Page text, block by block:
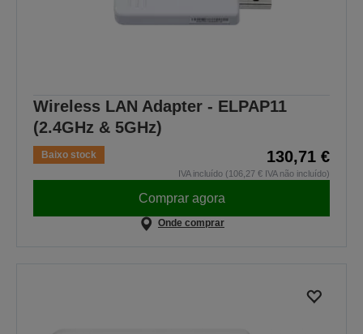
Wireless LAN Adapter - ELPAP11
(2.4GHz & 5GHz)
Baixo stock 130,71 €
IVA incluído (106,27 € IVA não incluído)
Comprar agora
Onde comprar